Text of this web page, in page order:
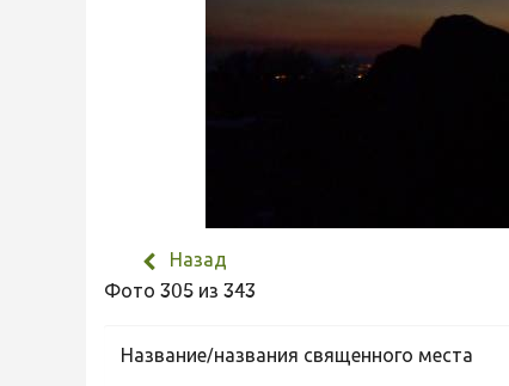
Назад
Фото 305 из 343
Название/названия священного места